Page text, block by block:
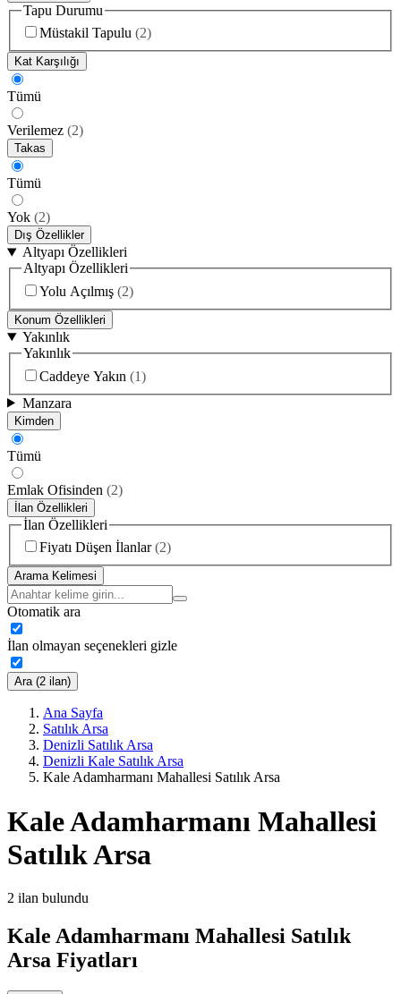
Tapu Durumu
Müstakil Tapulu (2)
Kat Karşılığı
Tümü
Verilemez (2)
Takas
Tümü
Yok (2)
Dış Özellikler
Altyapı Özellikleri
Altyapı Özellikleri
Yolu Açılmış (2)
Konum Özellikleri
Yakınlık
Yakınlık
Caddeye Yakın (1)
Manzara
Kimden
Tümü
Emlak Ofisinden (2)
İlan Özellikleri
İlan Özellikleri
Fiyatı Düşen İlanlar (2)
Arama Kelimesi
Otomatik ara
İlan olmayan seçenekleri gizle
Ara (2 ilan)
Ana Sayfa
Satılık Arsa
Denizli Satılık Arsa
Denizli Kale Satılık Arsa
Kale Adamharmanı Mahallesi Satılık Arsa
Kale Adamharmanı Mahallesi
Satılık Arsa
2 ilan bulundu
Kale Adamharmanı Mahallesi Satılık
Arsa Fiyatları